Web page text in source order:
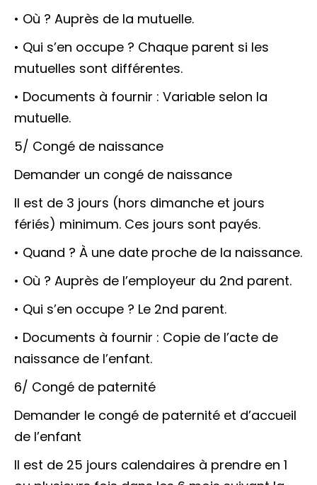
• Où ? Auprès de la mutuelle.
• Qui s’en occupe ? Chaque parent si les
mutuelles sont différentes.
• Documents à fournir : Variable selon la
mutuelle.
5/ Congé de naissance
Demander un congé de naissance
Il est de 3 jours (hors dimanche et jours
fériés) minimum. Ces jours sont payés.
• Quand ? À une date proche de la naissance.
• Où ? Auprès de l’employeur du 2nd parent.
• Qui s’en occupe ? Le 2nd parent.
• Documents à fournir : Copie de l’acte de
naissance de l’enfant.
6/ Congé de paternité
Demander le congé de paternité et d’accueil
de l’enfant
Il est de 25 jours calendaires à prendre en 1